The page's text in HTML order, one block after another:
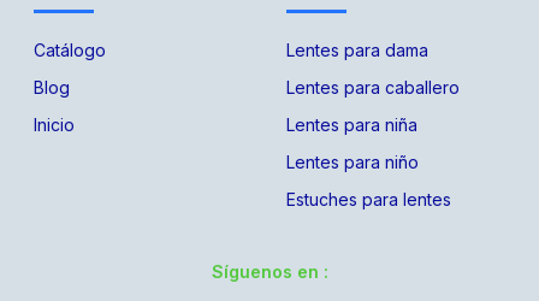
Catálogo
Blog
Inicio
Lentes para dama
Lentes para caballero
Lentes para niña
Lentes para niño
Estuches para lentes
Síguenos en :